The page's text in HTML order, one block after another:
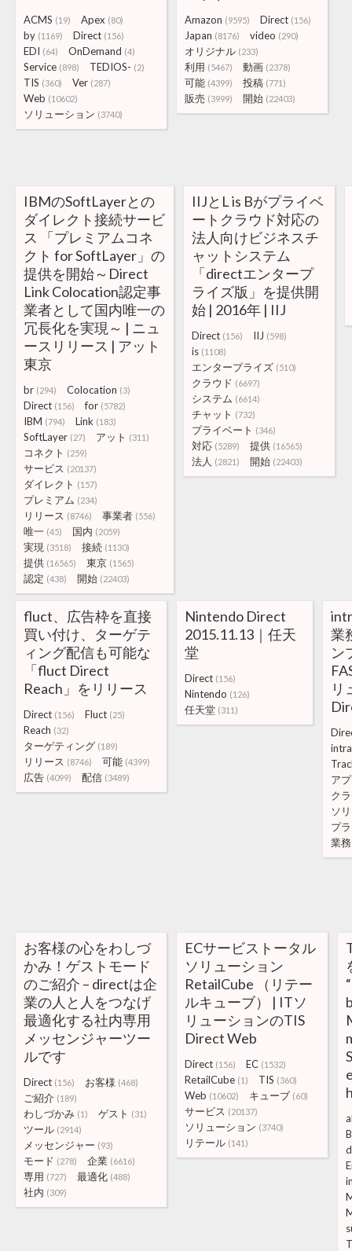
ACMS (19) Apex (80)
by (1169) Direct (156)
EDI (64) OnDemand (4)
Service (898) TEDIOS- (2)
TIS (360) Ver (287)
Web (10602)
ソリューション (3740)
Amazon (9595) Direct (156)
Japan (8176) video (290)
オリジナル (233)
利用 (5467) 動画 (2378)
可能 (4399) 投稿 (771)
販売 (3999) 開始 (22403)
IBMのSoftLayerとの
ダイレクト接続サービ
ス 「プレミアムコネ
クト for SoftLayer」の
提供を開始～Direct
Link Colocation認定事
業者として国内唯一の
冗長化を実現～ | ニュ
ースリリース | アット
東京
br (294) Colocation (3)
Direct (156) for (5782)
IBM (794) Link (183)
SoftLayer (27) アット (311)
コネクト (259)
サービス (20137)
ダイレクト (157)
プレミアム (234)
リリース (8746) 事業者 (556)
唯一 (45) 国内 (2059)
実現 (3518) 接続 (1130)
提供 (16565) 東京 (1565)
認定 (438) 開始 (22403)
IIJとL is Bがプライベ
ートクラウド対応の
法人向けビジネスチ
ャットシステム
「directエンタープ
ライズ版」を提供開
始 | 2016年 | IIJ
Direct (156) IIJ (598)
is (1108)
エンタープライズ (510)
クラウド (6697)
システム (6614)
チャット (732)
プライベート (346)
対応 (5289) 提供 (16565)
法人 (2821) 開始 (22403)
fluct、広告枠を直接
買い付け、ターゲテ
ィング配信も可能な
「fluct Direct
Reach」をリリース
Direct (156) Fluct (25)
Reach (32)
ターゲティング (189)
リリース (8746) 可能 (4399)
広告 (4099) 配信 (3489)
Nintendo Direct
2015.11.13｜任天
堂
Direct (156)
Nintendo (126)
任天堂 (311)
業
ン
リ
ア
ク
ソ
プ
業務
お客様の心をわしづ
かみ！ゲストモード
のご紹介 – directは企
業の人と人をつなげ
最適化する社内専用
メッセンジャーツー
ルです
Direct (156) お客様 (468)
ご紹介 (189)
わしづかみ (1) ゲスト (31)
ツール (2914)
メッセンジャー (93)
モード (278) 企業 (6616)
専用 (727) 最適化 (488)
社内 (309)
ECサービストータル
ソリューション
RetailCube （リテー
ルキューブ） | ITソ
リューションのTIS
Direct Web
Direct (156) EC (1532)
RetailCube (1) TIS (360)
Web (10602) キューブ (60)
サービス (20137)
ソリューション (3740)
リテール (141)